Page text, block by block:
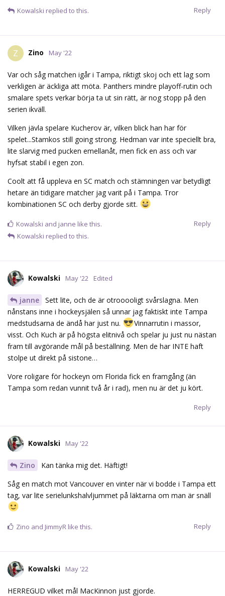
Reply
Kowalski replied to this.
Z Zino May '22
Var och såg matchen igår i Tampa, riktigt skoj och ett lag som
verkligen är äckliga att möta. Panthers mindre playoff-rutin och
smalare spets verkar börja ta ut sin rätt, är nog stopp på den
serien ikväll.
Vilken jävla spelare Kucherov är, vilken blick han har för
spelet...Stamkos still going strong. Hedman var inte speciellt bra,
lite slarvig med pucken emellanåt, men fick en ass och var
hyfsat stabil i egen zon.
Coolt att få uppleva en SC match och stämningen var betydligt
hetare än tidigare matcher jag varit på i Tampa. Tror
kombinationen SC och derby gjorde sitt.
Reply
Kowalski and janne like this.
Kowalski replied to this.
Kowalski May '22 Edited
janne
Sett lite, och de är otrooooligt svårslagna. Men
nånstans inne i hockeysjälen så unnar jag faktiskt inte Tampa
medstudsarna de ändå har just nu.
Vinnarrutin i massor,
visst. Och Kuch är på högsta elitnivå och spelar ju just nu nästan
fram till avgörande mål på beställning. Men de har INTE haft
stolpe ut direkt på sistone…
Vore roligare för hockeyn om Florida fick en framgång (än
Tampa som redan vunnit två år i rad), men nu är det ju kört.
Reply
Kowalski May '22
Zino
Kan tänka mig det. Häftigt!
Såg en match mot Vancouver en vinter när vi bodde i Tampa ett
tag, var lite serielunkshalvljummet på läktarna om man är snäll
Reply
Zino and JimmyR like this.
Kowalski May '22
HERREGUD vilket mål MacKinnon just gjorde.